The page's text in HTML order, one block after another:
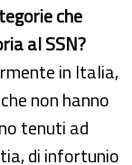
che
al SSN?
in Italia,
non hanno
tenuti ad
di infortunio